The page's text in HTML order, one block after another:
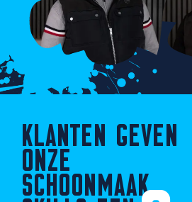
KLANTEN GEVEN
ONZE
SCHOONMAAK